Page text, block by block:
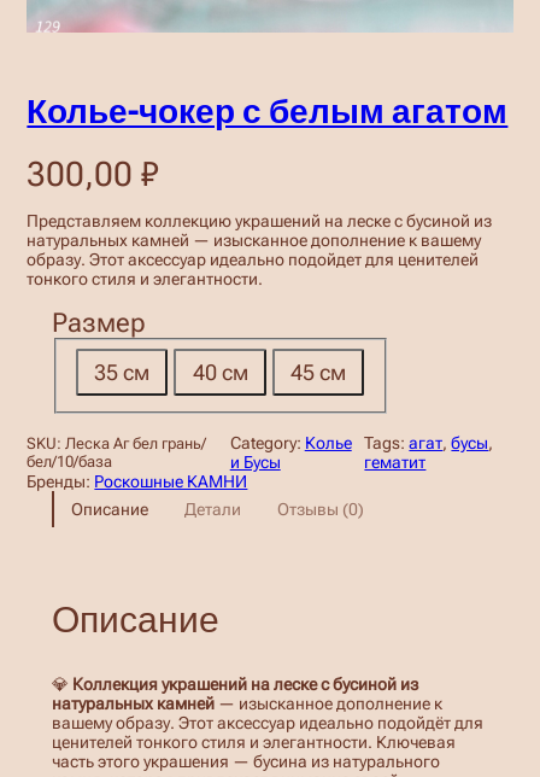
Колье-чокер с белым агатом
300,00₽
Представляем коллекцию украшений на леске с бусиной из
натуральных камней — изысканное дополнение к вашему
образу. Этот аксессуар идеально подойдет для ценителей
тонкого стиля и элегантности.
Размер
35 см 40 см 45 см
SKU: Леска Аг бел грань/
бел/10/база
Category: Колье
и Бусы
Tags:агат, бусы
гематит
Бренды: Роскошные КАМНИ
Описание
Детали Отзывы (0)
Описание
💎 Коллекция украшений на леске с бусиной из
натуральных камней— изысканное дополнение к
вашему образу. Этот аксессуар идеально подойдёт для
ценителей тонкого стиля и элегантности. Ключевая
часть этого украшения — бусина из натурального